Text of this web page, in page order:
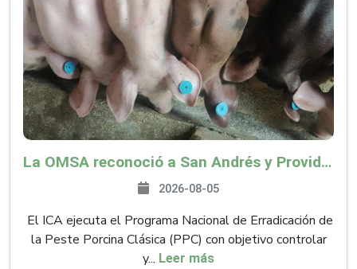
La OMSA reconoció a San Andrés y Providencia como zona libre de Peste Porcina Clásica (PPC)
2026-08-05
El ICA ejecuta el Programa Nacional de Erradicación de
la Peste Porcina Clásica (PPC) con objetivo controlar
y... Leer más